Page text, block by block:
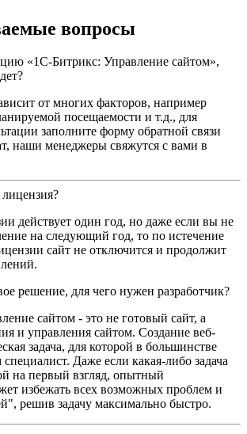
вопросы
«1С-Битрикс: Управление сайтом»,
от многих факторов, например
посещаемости и т.д., для
заполните форму обратной связи
наши менеджеры свяжутся с вами в
действует один год, но даже если вы не
на следующий год, то по истечение
сайт не отключится и продолжит
решение, для чего нужен разработчик?
сайтом - это не готовый сайт, а
и управления сайтом. Создание веб-
задача, для которой в большинстве
Даже если какая-либо задача
на первый взгляд, опытный
избежать всех возможных проблем и
решив задачу максимально быстро.